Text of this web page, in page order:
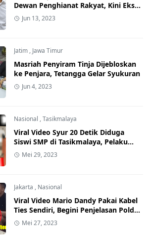
Dewan Penghianat Rakyat, Kini Eks
Ketua BEM UI Ikut Nyaleg
Jun 13, 2023
Jatim, Jawa Timur
Masriah Penyiram Tinja Dijebloskan
ke Penjara, Tetangga Gelar Syukuran
Jun 4, 2023
Nasional ,Tasikmalaya
Viral Video Syur 20 Detik Diduga
Siswi SMP di Tasikmalaya, Pelaku
Diperiksa
Mei 29, 2023
Jakarta , Nasional
Viral Video Mario Dandy Pakai Kabel
Ties Sendiri, Begini Penjelasan Polda
Metro Jaya
Mei 27, 2023